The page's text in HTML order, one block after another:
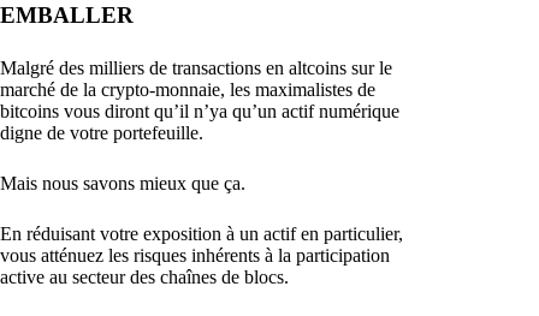
EMBALLER
Malgré des milliers de transactions en altcoins sur le
marché de la crypto-monnaie, les maximalistes de
bitcoins vous diront qu’il n’ya qu’un actif numérique
digne de votre portefeuille.
Mais nous savons mieux que ça.
En réduisant votre exposition à un actif en particulier,
vous atténuez les risques inhérents à la participation
active au secteur des chaînes de blocs.